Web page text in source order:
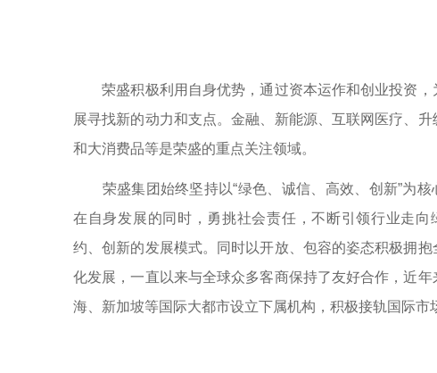
荣盛积极利用自身优势，通过资本运作和创业投资，
展寻找新的动力和支点。金融、新能源、互联网医疗、升
和大消费品等是荣盛的重点关注领域。
荣盛集团始终坚持以“绿色、诚信、高效、创新”为核
在自身发展的同时，勇挑社会责任，不断引领行业走向
约、创新的发展模式。同时以开放、包容的姿态积极拥抱
化发展，一直以来与全球众多客商保持了友好合作，近年
海、新加坡等国际大都市设立下属机构，积极接轨国际市